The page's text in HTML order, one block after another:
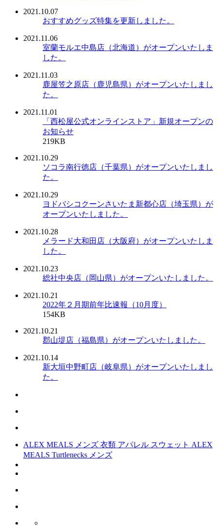
2021.10.07
おすすめグッズ特集を更新しました。
2021.11.06
室蘭モルエ中島店（北海道）がオープンいたしま
した。
2021.11.03
鹿屋笠之原店（鹿児島県）がオープンいたしまし
た。
2021.11.01
「西松屋公式オンラインストア」新規オープンの
お知らせ
219KB
2021.10.29
ソコラ南行徳店（千葉県）がオープンいたしまし
た。
2021.10.29
ヨドバシコクーンさいたま新都心店（埼玉県）が
オープンいたしました。
2021.10.28
メラード大和田店（大阪府）がオープンいたしま
した。
2021.10.23
総社中央店（岡山県）がオープンいたしました。
2021.10.21
2022年２月期前年比速報（10月度）
154KB
2021.10.21
郡山堤店（福島県）がオープンいたしました。
2021.10.14
新大垣中野町店（岐阜県）がオープンいたしまし
た。
ALEX MEALS メンズ 衣類 アパレル スウェット ALEX
MEALS Turtlenecks メンズ